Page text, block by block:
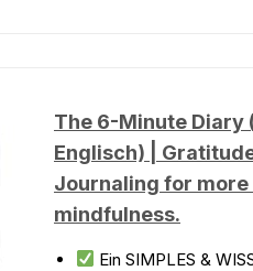
The 6-Minute Diary
Englisch) |
Journaling for
mindfulness.
Ein SIMPLES &